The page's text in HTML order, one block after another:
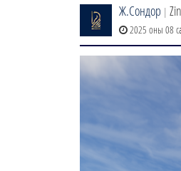
Ж.Сондор |
2025 оны 08